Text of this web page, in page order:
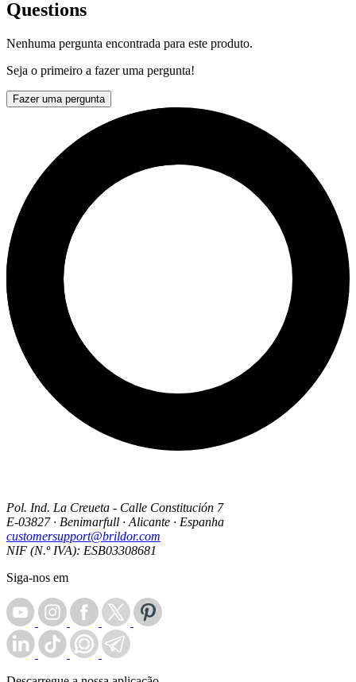
Questions
Nenhuma pergunta encontrada para este produto.
Seja o primeiro a fazer uma pergunta!
Fazer uma pergunta
Pol. Ind. La Creueta - Calle Constitución 7
E-03827 · Benimarfull · Alicante · Espanha
customersupport@brildor.com
NIF (N.º IVA): ESB03308681
Siga-nos em